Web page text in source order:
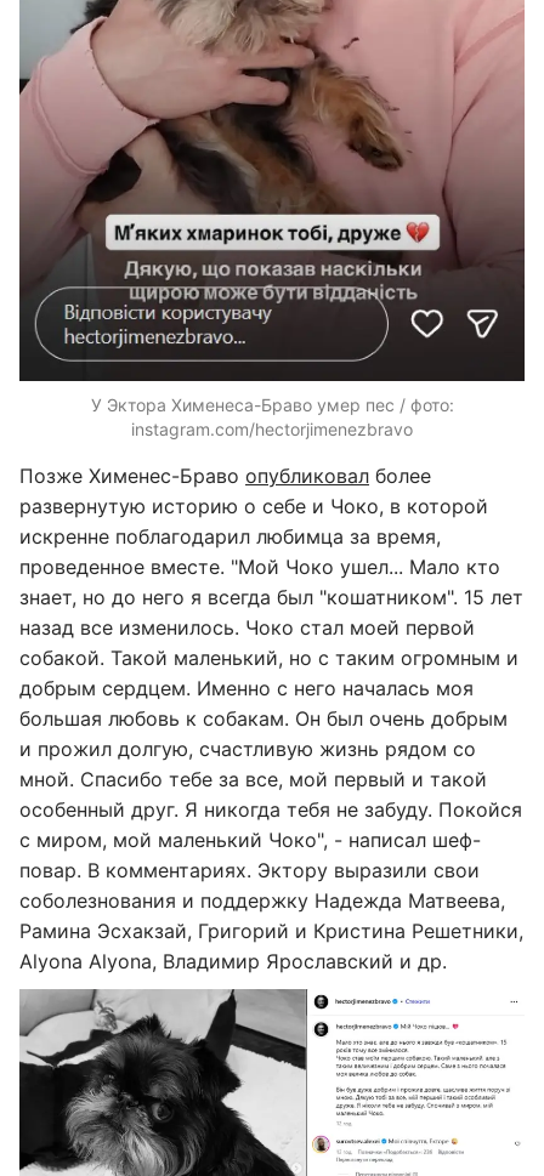
У Эктора Хименеса-Браво умер пес / фото:
instagram.com/hectorjimenezbravo
Позже Хименес-Браво опубликовал более
развернутую историю о себе и Чоко, в которой
искренне поблагодарил любимца за время,
проведенное вместе. "Мой Чоко ушел... Мало кто
знает, но до него я всегда был "кошатником". 15 лет
назад все изменилось. Чоко стал моей первой
собакой. Такой маленький, но с таким огромным и
добрым сердцем. Именно с него началась моя
большая любовь к собакам. Он был очень добрым
и прожил долгую, счастливую жизнь рядом со
мной. Спасибо тебе за все, мой первый и такой
особенный друг. Я никогда тебя не забуду. Покойся
с миром, мой маленький Чоко", - написал шеф-
повар. В комментариях. Эктору выразили свои
соболезнования и поддержку Надежда Матвеева,
Рамина Эсхакзай, Григорий и Кристина Решетники,
Alyona Alyona, Владимир Ярославский и др.